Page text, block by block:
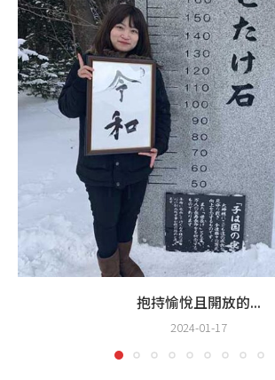
抱持愉悅且開放的...
2024-01-17